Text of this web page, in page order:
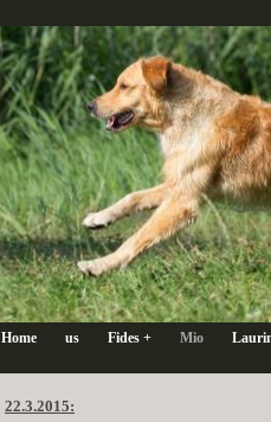
Home us Fides + Mio
22.3.2015: